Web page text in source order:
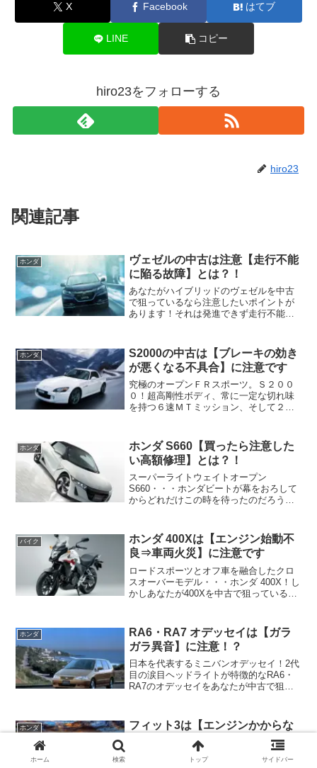
X Facebook はてブ
LINE コピー
hiro23をフォローする
hiro23
関連記事
ホンダ
ヴェゼルの中古は注意【走行不能
に陥る故障】とは？！
あなたがハイブリッドのヴェゼルを中古
で狙っているなら注意したいポイントが
あります！それは発進できず走行不能に
ホンダ
S2000の中古は【ブレーキの効き
が悪くなる不具合】に注意です
究極のオープンＦＲスポーツ。Ｓ２００
０！超高剛性ボディ、常に一定な切れ味
を持つ６速ＭＴミッション、そして２．
Ｓ２０００をあなたが中古で狙っている
なら注意したいポイントが...
ホンダ
ホンダ S660【買ったら注意した
い高額修理】とは？！
スーパーライトウェイトオープン
S660・・・ホンダビートが幕をおろして
からどれだけこの時を待ったのだろう
いと思えるエクステリアデザイン、欧州
スーパースポーツのようなアク...
バイク
ホンダ 400Xは【エンジン始動不
良⇒車両火災】に注意です
ロードスポーツとオフ車を融合したクロ
スオーバーモデル・・・ホンダ 400X！し
かしあなたが400Xを中古で狙っているな
ても 再始動ができなくなるだけでなく車
両火災にも...
ホンダ
RA6・RA7 オデッセイは【ガラ
ガラ異音】に注意！？
日本を代表するミニバンオデッセイ！2代
目の涙目ヘッドライトが特徴的なRA6・
RA7のオデッセイをあなたが中古で狙っ
といっていいほど故障する部品で ガラガ
ラうるさ...
ホンダ
フィット3は【エンジンかからな
い故障】に注意？！
よりスタイリッシュに洗練された美しき
ホーム 検索 トップ サイドバー